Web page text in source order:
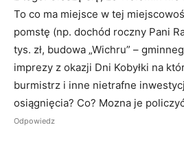
To co ma miejsce w tej
pomstę (np. dochód roczny Pani
tys. zł, budowa „Wichru” –
imprezy z okazji Dni Kobyłki na
burmistrz i inne nietrafne
osiągnięcia? Co? Mozna je
Odpowiedz